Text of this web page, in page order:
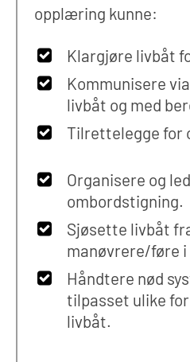
opplæring kunne:
Klargjøre livbåt
Kommunisere
livbåt og med
Tilrettelegge for
Organisere og
ombordstigning.
Sjøsette livbåt
manøvrere/føre
Håndtere nød
tilpasset ulike
livbåt.